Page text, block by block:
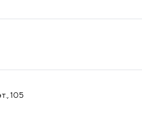
105